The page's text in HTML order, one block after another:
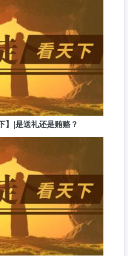
】|是送礼还是贿赂？